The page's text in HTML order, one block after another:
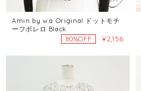
Amin by w.a Original ドットモチ
ーフボレロ Black
80%OFF
¥2,156